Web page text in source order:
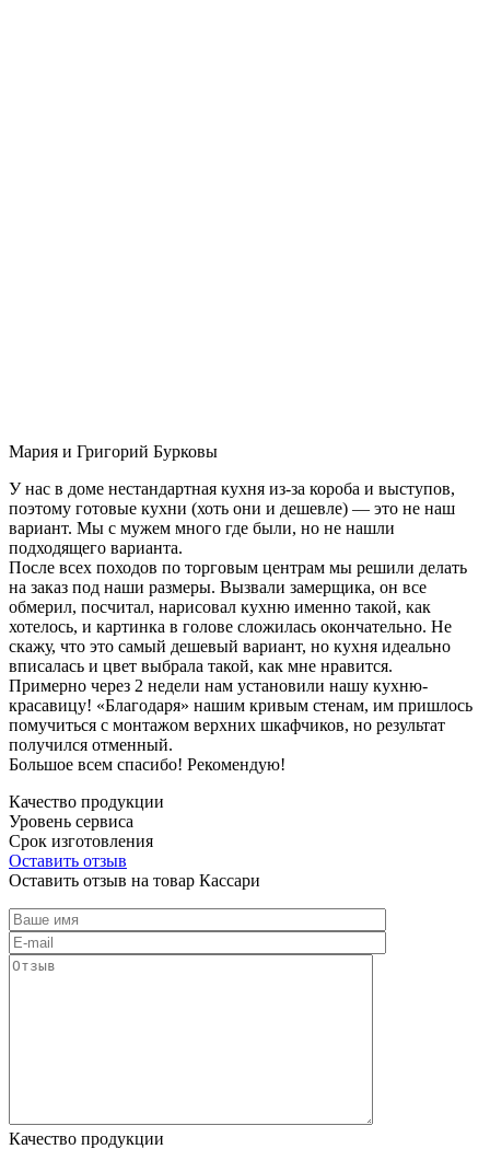
Мария и Григорий Бурковы
У нас в доме нестандартная кухня из-за короба и выступов,
поэтому готовые кухни (хоть они и дешевле) — это не наш
вариант. Мы с мужем много где были, но не нашли
подходящего варианта.
После всех походов по торговым центрам мы решили делать
на заказ под наши размеры. Вызвали замерщика, он все
обмерил, посчитал, нарисовал кухню именно такой, как
хотелось, и картинка в голове сложилась окончательно. Не
скажу, что это самый дешевый вариант, но кухня идеально
вписалась и цвет выбрала такой, как мне нравится.
Примерно через 2 недели нам установили нашу кухню-
красавицу! «Благодаря» нашим кривым стенам, им пришлось
помучиться с монтажом верхних шкафчиков, но результат
получился отменный.
Большое всем спасибо! Рекомендую!
Качество продукции
Уровень сервиса
Срок изготовления
Оставить отзыв
Оставить отзыв на товар Кассари
Качество продукции